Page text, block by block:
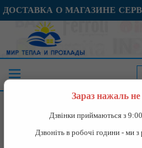
ДОСТАВКА О МАГАЗИНЕ
Отопление»Газовый
Зараз нажаль не
Дзвінки приймаються з
Дзвоніть в робочі години - ми